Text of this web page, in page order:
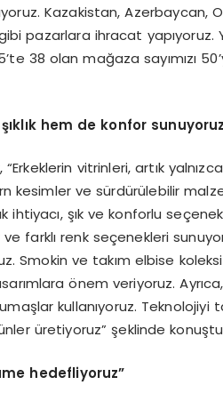
Kazakistan, Azerbaycan,
pazarlara ihracat yapıyoruz.
38 olan mağaza sayımızı
hem de konfor
vitrinleri, artık
kesimler ve sürdürülebilir
ihtiyacı, şık ve konforlu
farklı renk seçenekleri
Smokin ve takım elbise
önem veriyoruz.
kullanıyoruz. Teknolojiyi
üretiyoruz” şeklinde
hedefliyoruz”